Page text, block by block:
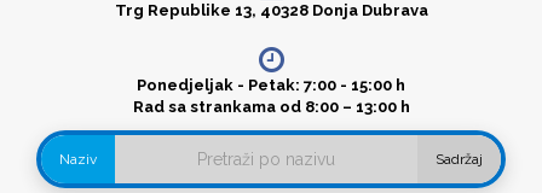
Trg Republike 13, 40328 Donja Dubrava
Ponedjeljak - Petak: 7:00 - 15:00 h
Rad sa strankama od 8:00 – 13:00 h
Naziv Sadržaj